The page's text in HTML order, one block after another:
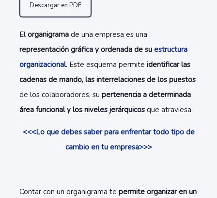
Descargar en PDF
El organigrama de una empresa es una
representación gráfica y ordenada de su estructura
organizacional. Este esquema permite identificar las
cadenas de mando, las interrelaciones de los puestos
de los colaboradores, su pertenencia a determinada
área funcional y los niveles jerárquicos que atraviesa.
<<<Lo que debes saber para enfrentar todo tipo de
cambio en tu empresa>>>
Contar con un organigrama te permite organizar en un